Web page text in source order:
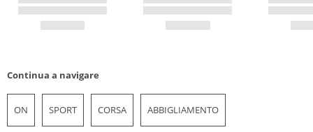
Continua a navigare
ON SPORT CORSA ABBIGLIAMENTO